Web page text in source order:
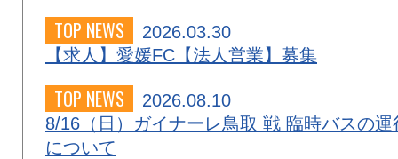
TOP NEWS
2026.03.30
【求人】愛媛FC【法人営業】募集
TOP NEWS
2026.08.10
8/16（日）ガイナーレ鳥取 戦 臨時バスの運
について